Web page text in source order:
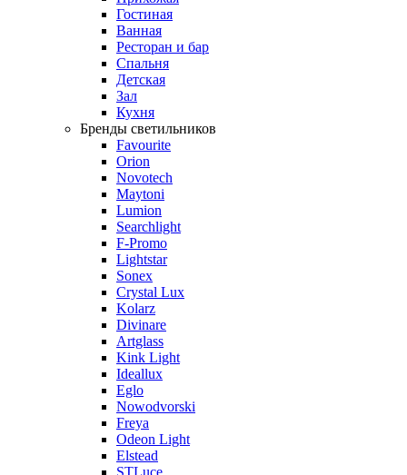
Гостиная
Ванная
Ресторан и бар
Спальня
Детская
Зал
Кухня
Бренды светильников
Favourite
Orion
Novotech
Maytoni
Lumion
Searchlight
F-Promo
Lightstar
Sonex
Crystal Lux
Kolarz
Divinare
Artglass
Kink Light
Ideallux
Eglo
Nowodvorski
Freya
Odeon Light
Elstead
STLuce